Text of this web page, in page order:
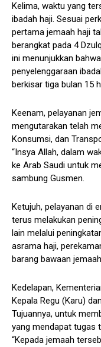
Kelima, waktu yang
ibadah haji. Sesuai
pertama jemaah haji
berangkat pada 4
ini menunjukkan
penyelenggaraan
berkisar tiga bulan 15
Keenam, pelayanan
mengutarakan telah
Konsumsi, dan
“Insya Allah, dalam
ke Arab Saudi untuk
sambung Gusmen.
Ketujuh, pelayanan di
terus melakukan
lain melalui
asrama haji,
barang bawaan
Kedelapan,
Kepala Regu (Karu)
Tujuannya, untuk
yang mendapat tugas
“Kepada jemaah